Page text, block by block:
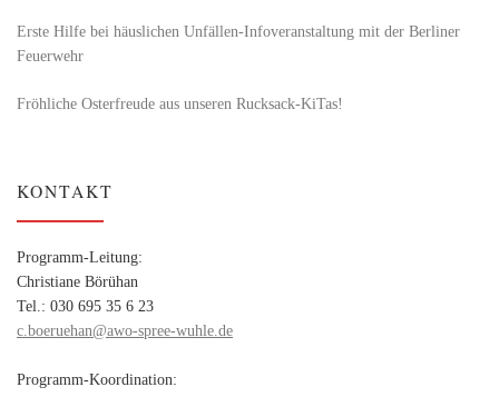
Erste Hilfe bei häuslichen Unfällen-Infoveranstaltung mit der Berliner
Feuerwehr
Fröhliche Osterfreude aus unseren Rucksack-KiTas!
KONTAKT
Programm-Leitung:
Christiane Börühan
Tel.: 030 695 35 6 23
c.boeruehan@awo-spree-wuhle.de
Programm-Koordination: